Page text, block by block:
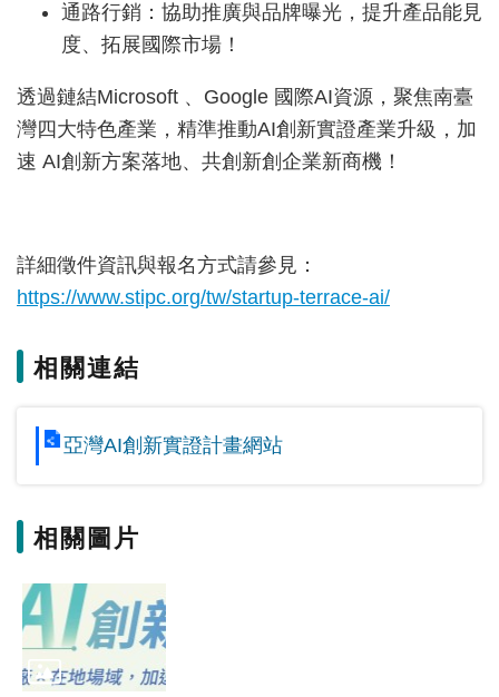
款
隱
私
款
通路行銷：協助推廣與品牌曝光，提升產品能見
度、拓展國際市場！
透過鏈結Microsoft 、Google 國際AI資源，聚焦南臺
灣四大特色產業，精準推動AI創新實證產業升級，加
速 AI創新方案落地、共創新創企業新商機！
詳細徵件資訊與報名方式請參見：
https://www.stipc.org/tw/startup-terrace-ai/
相關連結
亞灣AI創新實證計畫網站
相關圖片